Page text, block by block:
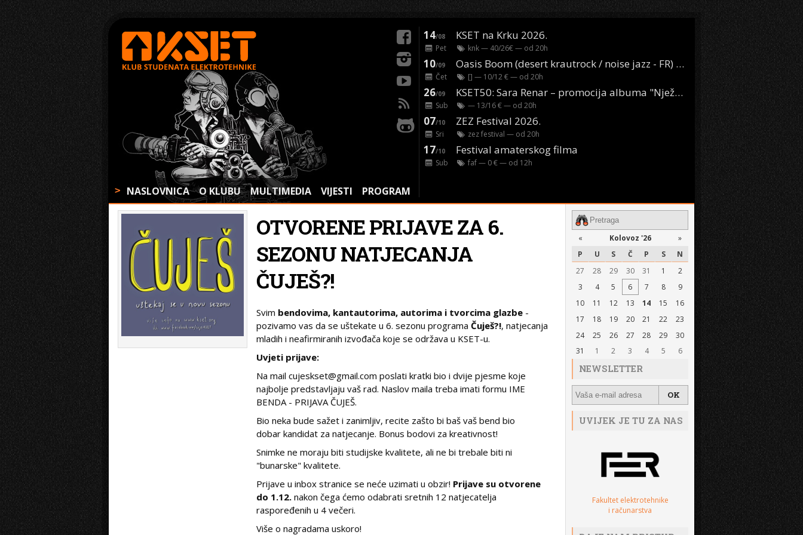
> NASLOVNICA O KLUBU MULTIMEDIA VIJESTI PROGRAM
14/08 KSET na Krku 2026.
Pet knk— 40/26€ — od 20h
10/09 Oasis Boom (desert krautrock / noise jazz - FR) @ KONTEJNER
Čet [] — 10/12 € — od 20h
26/09 KSET50: Sara Renar – promocija albuma "Nježne riječi" @ Močvara
Sub — 13/16 € — od 20h
07/10 ZEZ Festival 2026.
Sri zez festival — od 20h
17/10 Festival amaterskog filma
Sub faf— 0 € — od 12h
OTVORENE PRIJAVE ZA 6.
SEZONU NATJECANJA
ČUJEŠ?!
Svim bendovima, kantautorima, autorima i tvorcima glazbe -
pozivamo vas da se uštekate u 6. sezonu programaČuješ?!, natjecanja
mladih i neafirmiranih izvođača koje se održava u KSET-u.
Uvjeti prijave:
Na mail cujeskset@gmail.com poslati kratki bio i dvije pjesme koje
najbolje predstavljaju vaš rad. Naslov maila treba imati formu IME
BENDA - PRIJAVA ČUJEŠ.
Bio neka bude sažet i zanimljiv, recite zašto bi baš vaš bend bio
dobar kandidat za natjecanje. Bonus bodovi za kreativnost!
Snimke ne moraju biti studijske kvalitete, ali ne bi trebale biti ni
"bunarske" kvalitete.
Prijave u inbox stranice se neće uzimati u obzir! Prijave su otvorene
do 1.12. nakon čega ćemo odabrati sretnih 12 natjecatelja
raspoređenih u 4 večeri.
Više o nagradama uskoro!
« Kolovoz '26
»
P
U S Č P S
N
27
28 29 30 31 1
2
3
4 5 6 7 8
9
10
11 12 13 14 15
16
17
18 19 20 21 22
23
24
25 26 27 28 29
30
31
1 2 3 4 5 6
NEWSLETTER
UVIJEK JE TU ZA NAS
Fakultet elektrotehnike
i računarstva